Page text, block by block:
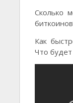
Сколько
Как
Что